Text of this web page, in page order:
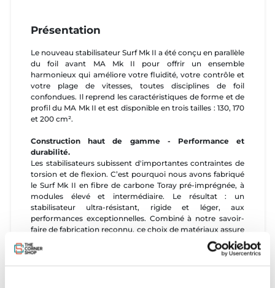
Présentation
Le nouveau stabilisateur Surf Mk II a été conçu en parallèle
du foil avant MA Mk II pour offrir un ensemble
harmonieux qui améliore votre fluidité, votre contrôle et
votre plage de vitesses, toutes disciplines de foil
confondues. Il reprend les caractéristiques de forme et de
profil du MA Mk II et est disponible en trois tailles : 130, 170
et 200 cm².
Construction haut de gamme - Performance et
durabilité.
Les stabilisateurs subissent d'importantes contraintes de
torsion et de flexion. C’est pourquoi nous avons fabriqué
le Surf Mk II en fibre de carbone Toray pré-imprégnée, à
modules élevé et intermédiaire. Le résultat : un
stabilisateur ultra-résistant, rigide et léger, aux
performances exceptionnelles. Combiné à notre savoir-
faire de fabrication reconnu, ce choix de matériaux assure
une constance de qualité pour un niveau de performance
et de durabilité optimal